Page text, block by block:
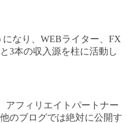
なり、WEBライター、FX
3本の収入源を柱に活動し
アフィリエイトパートナー
のブログでは絶対に公開す